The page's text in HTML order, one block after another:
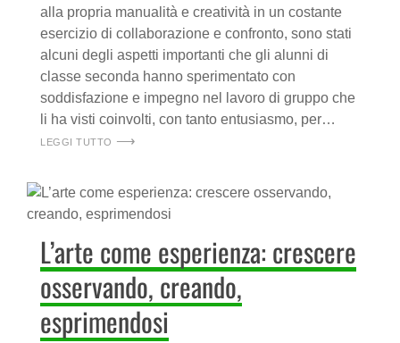
alla propria manualità e creatività in un costante
esercizio di collaborazione e confronto, sono stati
alcuni degli aspetti importanti che gli alunni di
classe seconda hanno sperimentato con
soddisfazione e impegno nel lavoro di gruppo che
li ha visti coinvolti, con tanto entusiasmo, per…
LEGGI TUTTO
L’arte come esperienza: crescere
osservando, creando,
esprimendosi